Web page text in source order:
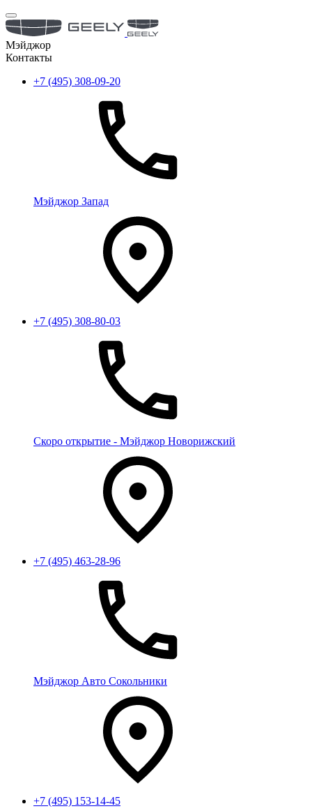
Мэйджор
Контакты
+7 (495) 308-09-20
Мэйджор Запад
+7 (495) 308-80-03
Скоро открытие - Мэйджор Новорижский
+7 (495) 463-28-96
Мэйджор Авто Сокольники
+7 (495) 153-14-45